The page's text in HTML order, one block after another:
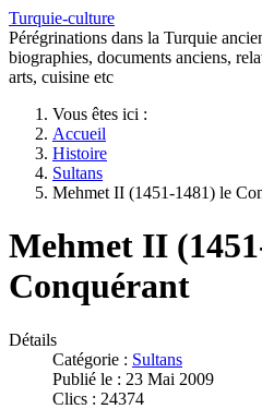
Turquie-culture
Pérégrinations dans la Turquie
biographies, documents anciens,
arts, cuisine etc
Vous êtes ici :
Accueil
Histoire
Sultans
Mehmet II (1451-1481) le
Mehmet II
Conquérant
Détails
Catégorie : Sultans
Publié le : 23 Mai 2009
Clics : 24374